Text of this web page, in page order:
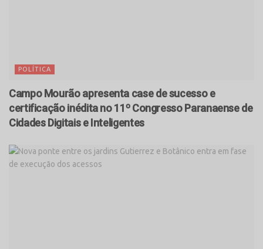
POLÍTICA
Campo Mourão apresenta case de sucesso e
certificação inédita no 11º Congresso Paranaense de
Cidades Digitais e Inteligentes